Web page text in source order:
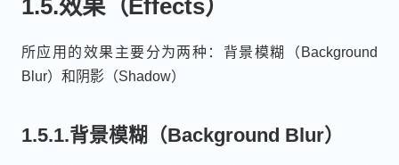
1.5.效果（Effects）
所应用的效果主要分为两种：背景模糊（Background
Blur）和阴影（Shadow）
1.5.1.背景模糊（Background Blur）